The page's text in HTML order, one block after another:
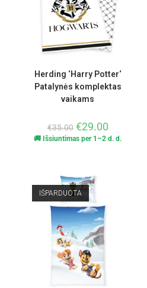
Herding ‘Harry Potter‘
Patalynės komplektas
vaikams
€35.00 €29.00
🚚 Išsiuntimas per 1–2 d. d.
IŠPARDUOTA